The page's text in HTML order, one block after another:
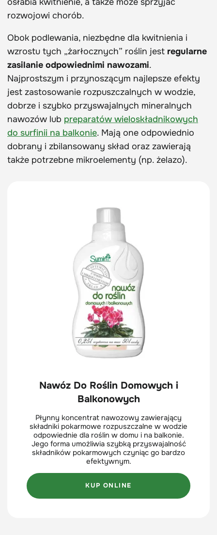
rozwojowi chorób.
Obok podlewania, niezbędne dla kwitnienia i
wzrostu tych „żarłocznych” roślin jest regularne
zasilanie odpowiednimi nawozami.
Najprostszym i przynoszącym najlepsze efekty
jest zastosowanie rozpuszczalnych w wodzie,
dobrze i szybko przyswajalnych mineralnych
nawozów lub preparatów wieloskładnikowych
do surfinii na balkonie. Mają one odpowiednio
dobrany i zbilansowany skład oraz zawierają
także potrzebne mikroelementy (np. żelazo).
Nawóz Do Roślin Domowych i
Balkonowych
Płynny koncentrat nawozowy zawierający
składniki pokarmowe rozpuszczalne w wodzie
odpowiednie dla roślin w domu i na balkonie.
Jego forma umożliwia szybką przyswajalność
składników pokarmowych czyniąc go bardzo
efektywnym.
KUP ONLINE